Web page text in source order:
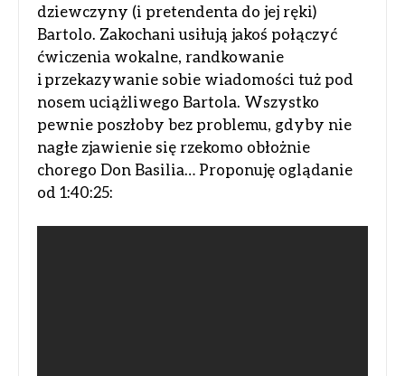
dziewczyny (i pretendenta do jej ręki)
Bartolo. Zakochani usiłują jakoś połączyć
ćwiczenia wokalne, randkowanie
i przekazywanie sobie wiadomości tuż pod
nosem uciążliwego Bartola. Wszystko
pewnie poszłoby bez problemu, gdyby nie
nagłe zjawienie się rzekomo obłożnie
chorego Don Basilia… Proponuję oglądanie
od 1:40:25: